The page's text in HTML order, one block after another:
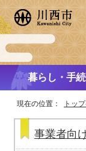
暮らし・手
現在の位置： トッ
事業者向